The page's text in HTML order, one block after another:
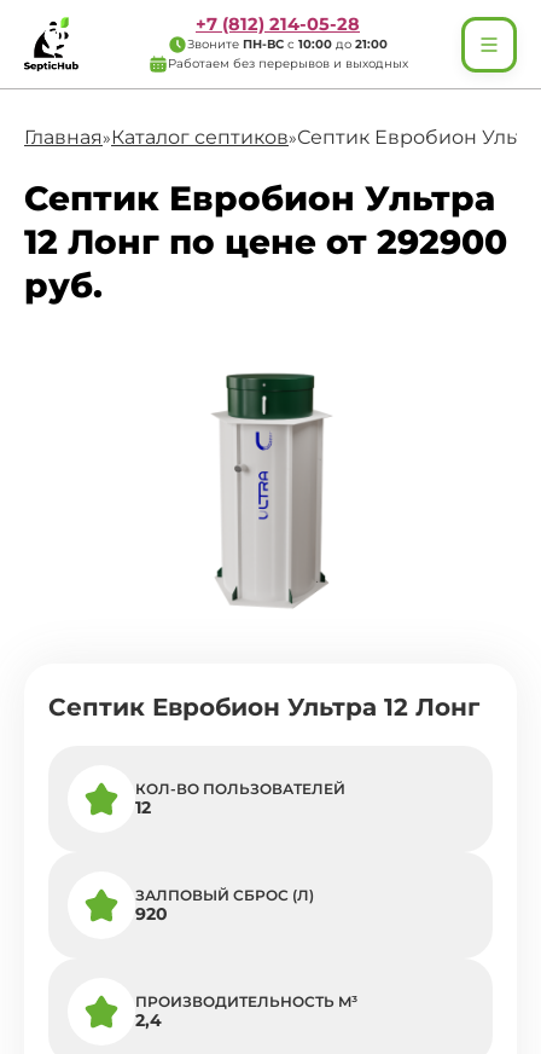
+7 (812) 214-05-28
Звоните ПН-ВС с 10:00 до 21:00
Работаем без перерывов и выходных
Главная»Каталог септиков»Септик Евробион
Септик Евробион Ультра
12 Лонг по цене от 292900
руб.
Септик Евробион Ультра 12 Лонг
КОЛ-ВО ПОЛЬЗОВАТЕЛЕЙ
12
ЗАЛПОВЫЙ СБРОС (Л)
920
ПРОИЗВОДИТЕЛЬНОСТЬ M³
2,4